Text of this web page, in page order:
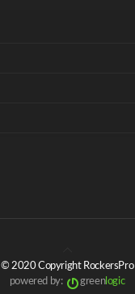
© 2020 Copyright RockersPro
powered by:
greenlogic